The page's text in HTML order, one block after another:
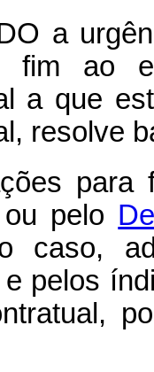
a
fim ao
a que
resolve
para
pelo
caso,
pelos